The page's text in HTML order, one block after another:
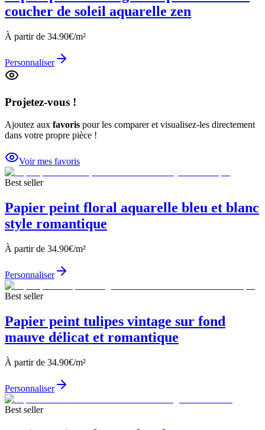
coucher de soleil aquarelle zen
À partir de 34.90€/m²
Personnaliser
Projetez-vous !
Ajoutez aux favoris pour les comparer et visualisez-les directement
dans votre propre pièce !
Voir mes favoris
Best seller
Papier peint floral aquarelle bleu et blanc
style romantique
À partir de 34.90€/m²
Personnaliser
Best seller
Papier peint tulipes vintage sur fond
mauve délicat et romantique
À partir de 34.90€/m²
Personnaliser
Best seller